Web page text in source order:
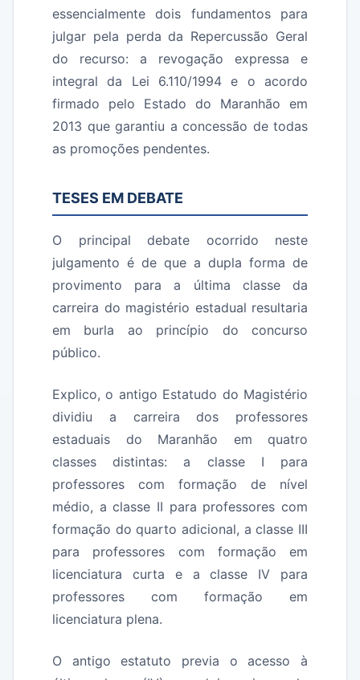
essencialmente dois fundamentos para
julgar pela perda da Repercussão Geral
do recurso: a revogação expressa e
integral da Lei 6.110/1994 e o acordo
firmado pelo Estado do Maranhão em
2013 que garantiu a concessão de todas
as promoções pendentes.
TESES EM DEBATE
O principal debate ocorrido neste
julgamento é de que a dupla forma de
provimento para a última classe da
carreira do magistério estadual resultaria
em burla ao princípio do concurso
público.
Explico, o antigo Estatudo do Magistério
dividiu a carreira dos professores
estaduais do Maranhão em quatro
classes distintas: a classe I para
professores com formação de nível
médio, a classe II para professores com
formação do quarto adicional, a classe III
para professores com formação em
licenciatura curta e a classe IV para
professores com formação em
licenciatura plena.
O antigo estatuto previa o acesso à